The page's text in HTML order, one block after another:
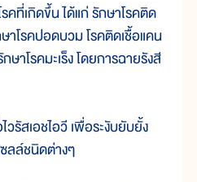
เกิดขึ้น ได้แก่ รักษาโรคติด
าโรคปอดบวม โรคติดเชื้อแคน
ษาโรคมะเร็ง โดยการฉายรังสี
สเอชไอวี เพื่อระงับยับยั้ง
ลล์ชนิดต่างๆ